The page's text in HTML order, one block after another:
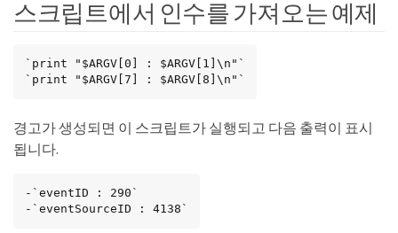
스크립트에서 인수를 가져오는 예제
`print "$ARGV[0] : $ARGV[1]\n"`
`print "$ARGV[7] : $ARGV[8]\n"`
경고가 생성되면 이 스크립트가 실행되고 다음 출력이 표시
됩니다.
-`eventID : 290`
-`eventSourceID : 4138`